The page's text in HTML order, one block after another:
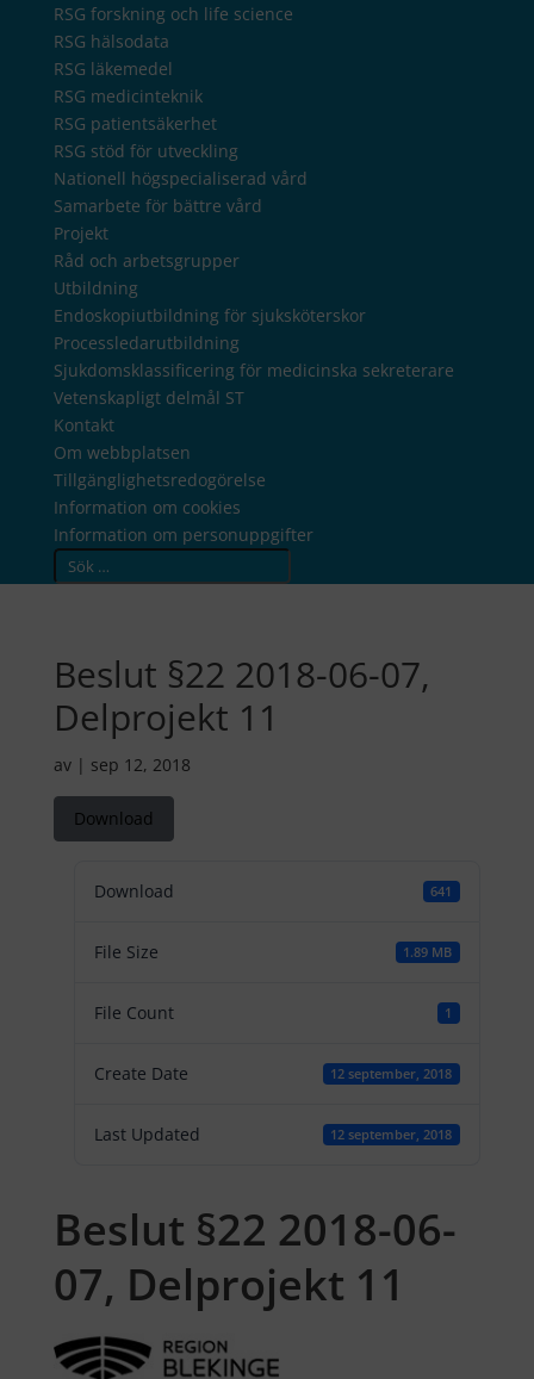
RSG forskning och life science
RSG hälsodata
RSG läkemedel
RSG medicinteknik
RSG patientsäkerhet
RSG stöd för utveckling
Nationell högspecialiserad vård
Samarbete för bättre vård
Projekt
Råd och arbetsgrupper
Utbildning
Endoskopiutbildning för sjuksköterskor
Processledarutbildning
Sjukdomsklassificering för medicinska sekreterare
Vetenskapligt delmål ST
Kontakt
Om webbplatsen
Tillgänglighetsredogörelse
Information om cookies
Information om personuppgifter
Search
Beslut §22 2018-06-07,
Delprojekt 11
av | sep 12, 2018
Download
Download 641
File Size 1.89 MB
File Count 1
Create Date 12 september, 2018
Last Updated 12 september, 2018
Beslut §22 2018-06-
07, Delprojekt 11